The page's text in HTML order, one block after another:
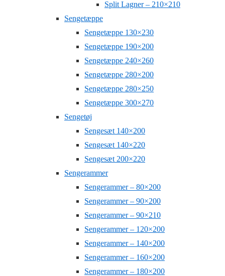
Split Lagner – 210×210
Sengetæppe
Sengetæppe 130×230
Sengetæppe 190×200
Sengetæppe 240×260
Sengetæppe 280×200
Sengetæppe 280×250
Sengetæppe 300×270
Sengetøj
Sengesæt 140×200
Sengesæt 140×220
Sengesæt 200×220
Sengerammer
Sengerammer – 80×200
Sengerammer – 90×200
Sengerammer – 90×210
Sengerammer – 120×200
Sengerammer – 140×200
Sengerammer – 160×200
Sengerammer – 180×200